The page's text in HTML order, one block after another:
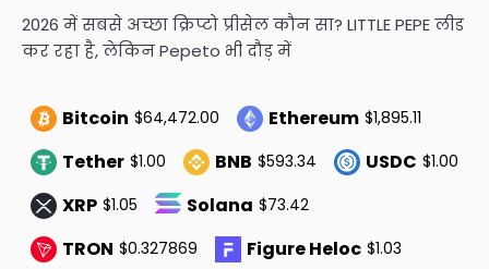
2026 में सबसे अच्छा क्रिप्टो प्रीसेल कौन सा? LITTLE PEPE लीड
कर रहा है, लेकिन Pepeto भी दौड़ में
Bitcoin $64,472.00 Ethereum $1,895.11
Tether $1.00 BNB $593.34 USDC $1.00
XRP $1.05 Solana $73.42
TRON $0.327869 Figure Heloc $1.03